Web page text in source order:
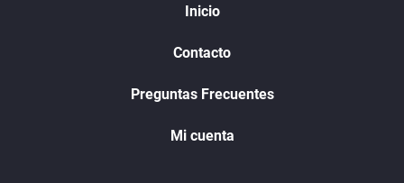
Inicio
Contacto
Preguntas Frecuentes
Mi cuenta